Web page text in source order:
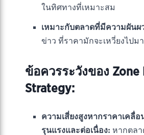
ในทิศทางที่เหมาะสม
เหมาะกับตลาดที่มีความผันผ
ข่าว ที่ราคามักจะเหวี่ยงไปมา
ข้อควรระวังของ Zone
Strategy:
ความเสี่ยงสูงหากราคาเคลื่
รุนแรงและต่อเนื่อง: หากตล